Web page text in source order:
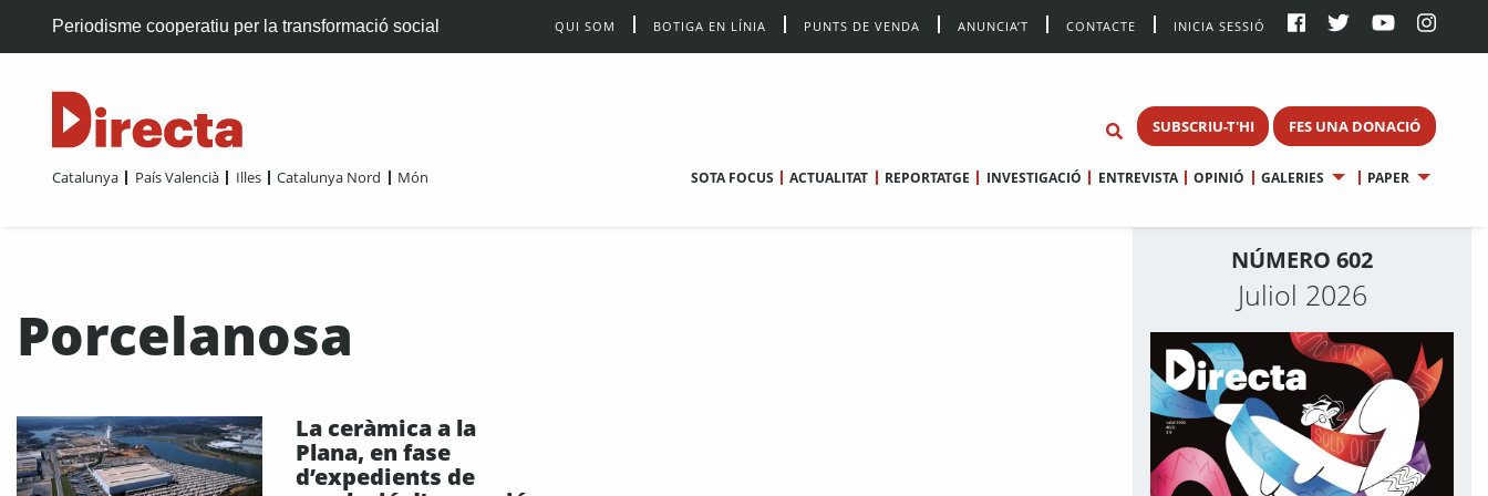
Periodisme cooperatiu per la transformació social QUI SOM BOTIGA EN LÍNIA PUNTS DE VENDA ANUNCIA’T CONTACTE INICIA SESSIÓ
SUBSCRIU-T'HI FES UNA DONACIÓ
Catalunya País Valencià Illes Catalunya Nord Món SOTA FOCUS ACTUALITAT REPORTATGE INVESTIGACIÓ ENTREVISTA OPINIÓ GALERIES PAPER
Porcelanosa
La ceràmica a la
Plana, en fase
d’expedients de
NÚMERO 602
Juliol 2026